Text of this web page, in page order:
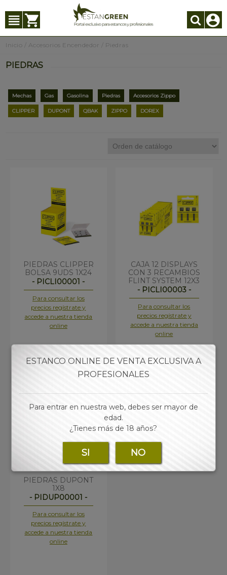
Inicio Accesorios Encendedor Piedras
PIEDRAS
Mechas Gas Gasolina Piedras Accesorios Zippo
CLIPPER DUPONT QBAK ZIPPO DOREX
PIEDRAS CLIPPER
BOLSA 9UDS 1X24
- PICLI00001 -
Para consultar los
precios regístrate y
accede a nuestra tienda
online
CAJA 12 DISPLAYS
CON 3 RECAMBIOS
FLINT SYSTEM 12X3
- PICLI00003 -
Para consultar los
precios regístrate y
accede a nuestra tienda
online
PIEDRAS DUPONT
1X8
- PIDUP00001 -
Para consultar los
precios regístrate y
accede a nuestra tienda
online
ESTANCO ONLINE DE VENTA EXCLUSIVA A
PROFESIONALES
Para entrar en nuestra web, debes ser mayor de
edad.
¿Tienes más de 18 años?
SI NO